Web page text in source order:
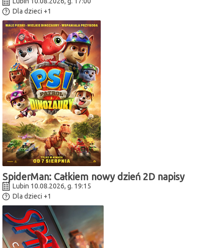
Dla dzieci +1
SpiderMan: Całkiem nowy dzień 2D napisy
Lubin 10.08.2026, g. 19:15
Dla dzieci +1